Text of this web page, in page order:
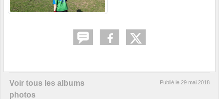
Voir tous les albums
photos
Publié le 29 mai 2018